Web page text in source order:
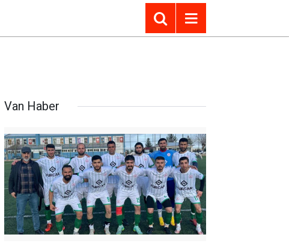
Van Haber